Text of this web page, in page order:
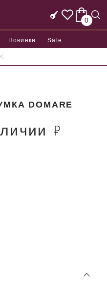
0
Новинки Sale
маленькие сумки
DOMARE